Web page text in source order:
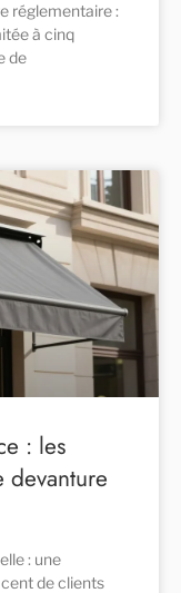
réglementaire :
à cinq
de
: les
devanture
: une
de clients